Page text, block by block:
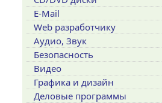
E-Mail
Web разработчику
Аудио, Звук
Безопасность
Видео
Графика и дизайн
Деловые программы